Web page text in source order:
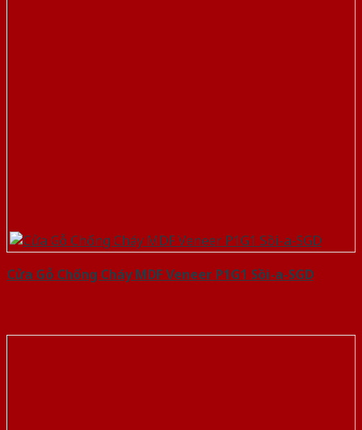
Cửa Gỗ Chống Cháy MDF Veneer P1G1 Sồi-a-SGD